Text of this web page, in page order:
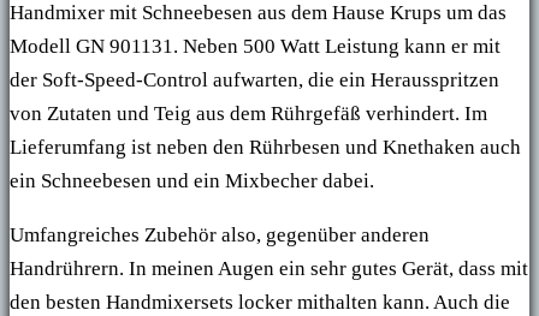
Handmixer mit Schneebesen aus dem Hause Krups um das
Modell GN 901131. Neben 500 Watt Leistung kann er mit
der Soft-Speed-Control aufwarten, die ein Herausspritzen
von Zutaten und Teig aus dem Rührgefäß verhindert. Im
Lieferumfang ist neben den Rührbesen und Knethaken auch
ein Schneebesen und ein Mixbecher dabei.
Umfangreiches Zubehör also, gegenüber anderen
Handrührern. In meinen Augen ein sehr gutes Gerät, dass mit
den besten Handmixersets locker mithalten kann. Auch die